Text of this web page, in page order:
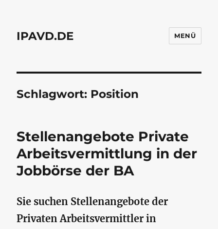
IPAVD.DE MENÜ
Schlagwort: Position
Stellenangebote Private
Arbeitsvermittlung in der
Jobbörse der BA
Sie suchen Stellenangebote der
Privaten Arbeitsvermittler in